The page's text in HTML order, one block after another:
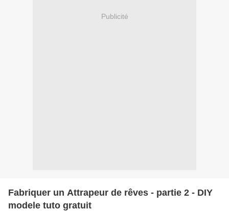
Publicité
Fabriquer un Attrapeur de rêves - partie 2 - DIY
modele tuto gratuit